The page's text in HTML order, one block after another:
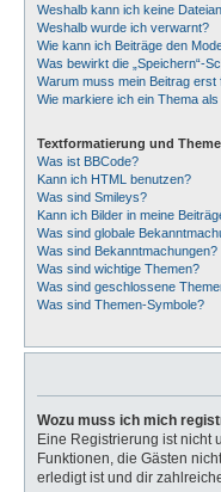
Weshalb kann ich keine
Weshalb wurde ich verwarnt?
Wie kann ich Beiträge den
Was bewirkt die „Speichern“-
Warum muss mein Beitrag erst
Wie markiere ich ein Thema als
Textformatierung und
Was ist BBCode?
Kann ich HTML benutzen?
Was sind Smileys?
Kann ich Bilder in meine
Was sind globale
Was sind Bekanntmachungen?
Was sind wichtige Themen?
Was sind geschlossene
Was sind Themen-Symbole?
Wozu muss ich mich
Eine Registrierung ist nicht
Funktionen, die Gästen
erledigt ist und dir